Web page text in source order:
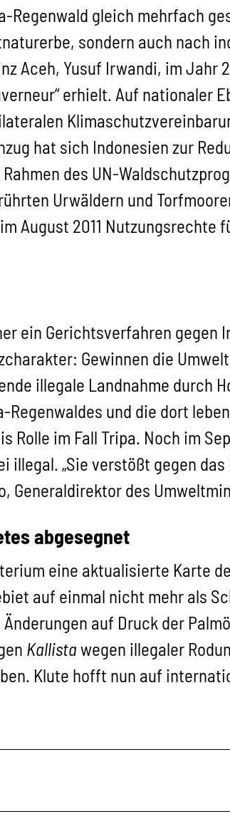
Regenwald gleich mehrfach
sondern auch nach
Aceh, Yusuf Irwandi, im
erhielt. Auf nationaler
hat sich Indonesien zur
des UN-
Urwäldern und
August 2011 Nutzungsrechte
ein Gerichtsverfahren gegen
Gewinnen die
illegale Landnahme durch
und die dort
im Fall Tripa. Noch im
illegal. „Sie verstößt gegen
Generaldirektor des
abgesegnet
eine aktualisierte Karte
auf einmal nicht mehr als
auf Druck der
Kallista wegen illegaler
Klute hofft nun auf